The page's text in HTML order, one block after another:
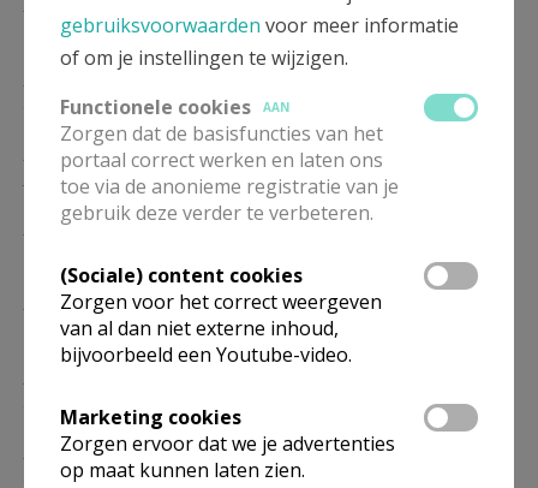
16/01
19.00 Eucharistie
30/01
19.00 Eucharistie
19.00 Eucharistie
13/02
19.00 Eucharistie
27/02
19.00 Eucharistie
gebruiksvoorwaarden voor meer informatie
of om je instellingen te wijzigen.
Functionele cookies
AAN
Zorgen dat de basisfuncties van het
portaal correct werken en laten ons
toe via de anonieme registratie van je
gebruik deze verder te verbeteren.
(Sociale) content cookies
Zorgen voor het correct weergeven
van al dan niet externe inhoud,
bijvoorbeeld een Youtube-video.
Marketing cookies
Zorgen ervoor dat we je advertenties
op maat kunnen laten zien.